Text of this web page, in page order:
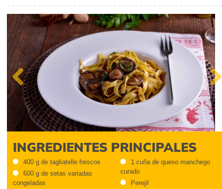
Previous Next
INGREDIENTES PRINCIPALES
400 g de tagliatelle frescos
600 g de setas variadas
congeladas
1 cuña de queso manchego
curado
Perejil